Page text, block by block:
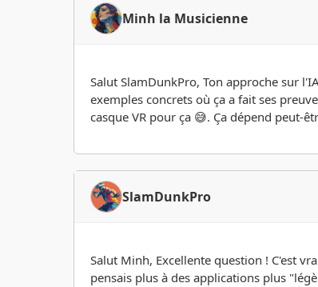
Minh la Musicienne
Salut SlamDunkPro, Ton approche sur
exemples concrets où ça a fait ses
casque VR pour ça 😅. Ça dépend peut-
SlamDunkPro
Salut Minh, Excellente question ! C'est
pensais plus à des applications plus